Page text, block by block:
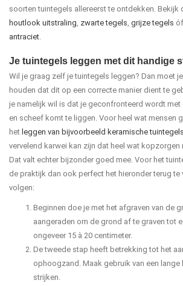
soorten tuintegels allereerst te ontdekken. Bekijk
houtlook uitstraling, zwarte tegels, grijze tegels
antraciet.
Je tuintegels leggen met dit handige
Wil je graag zelf je tuintegels leggen? Dan moet
houden dat dit op een correcte manier dient te
je namelijk wil is dat je geconfronteerd wordt met
en scheef komt te liggen. Voor heel wat mensen
het leggen van bijvoorbeeld keramische tuintegels
vervelend karwei kan zijn dat heel wat kopzorgen
Dat valt echter bijzonder goed mee. Voor het
de praktijk dan ook perfect het hieronder terug te
volgen:
Beginnen doe je met het afgraven van de
aangeraden om de grond af te graven tot
ongeveer 15 à 20 centimeter.
De tweede stap heeft betrekking tot het
ophoogzand. Maak gebruik van een lange
strijken.